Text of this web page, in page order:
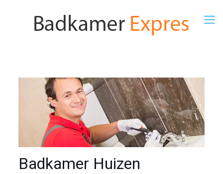
Badkamer Huizen